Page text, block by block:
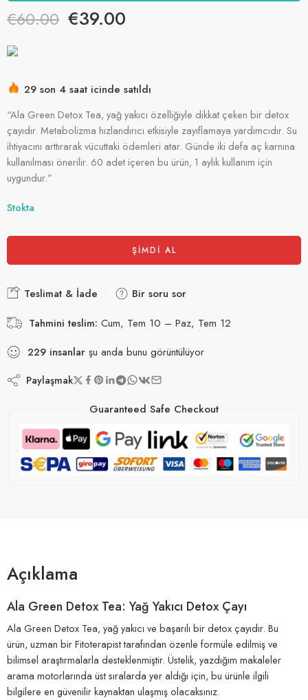
€60.00 €39.00
29 son 4 saat içinde satıldı
var
“Ala Green Detox Tea, yağ yakıcı özelliğiyle dikkat çeken bir detox
çayıdır. Metabolizma hızlandırıcı etkisiyle zayıflamaya yardımcıdır. Su
ihtiyacını arttırarak vücuttaki ödemleri atar. Günde iki defa aç karnına
kullanılması önerilir. 60 adet içeren bu ürün, 1 aylık kullanım için
uygundur.”
Stokta
ŞIMDI AL
Teslimat & İade
Bir soru sor
Tahmini teslim: Cum, Tem 10 – Paz, Tem 12
229 insanlar şu anda bunu görüntülüyor
Paylaşmak
Guaranteed Safe Checkout
Açıklama
Ala Green Detox Tea: Yağ Yakıcı Detox Çayı
Ala Green Detox Tea, yağ yakıcı ve başarılı bir detox çayıdır. Bu
ürün, uzman bir Fitoterapist tarafından özenle formüle edilmiş ve
bilimsel araştırmalarla desteklenmiştir. Üstelik, yazdığım makaleler
arama motorlarında üst sıralarda yer aldığı için, bu ürünle ilgili
bilgilere en güvenilir kaynaktan ulaşmış olacaksınız.